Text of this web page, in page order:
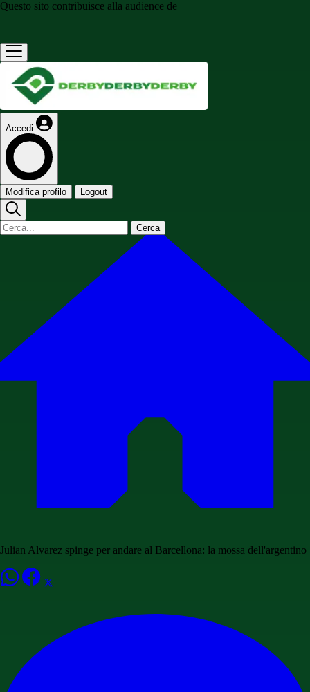
Questo sito contribuisce alla audience de
Accedi
Modifica profilo Logout
Cerca
Julian Alvarez spinge per andare al Barcellona: la mossa dell'argentino